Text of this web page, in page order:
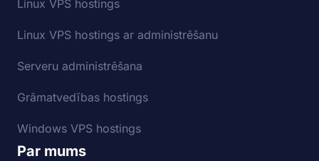
Linux VPS hostings
Linux VPS hostings ar administrēšanu
Serveru administrēšana
Grāmatvedības hostings
Windows VPS hostings
Par mums